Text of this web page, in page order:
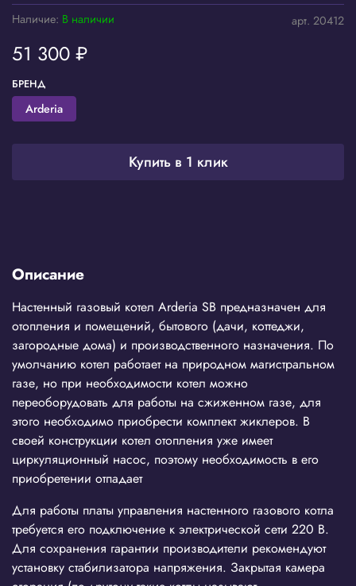
арт. 20412
Наличие: В наличии
51 300 ₽
Купить в 1 клик
БРЕНД
Arderia
Описание
Настенный газовый котел Arderia SB предназначен для
отопления и помещений, бытового (дачи, коттеджи,
загородные дома) и производственного назначения. По
умолчанию котел работает на природном магистральном
газе, но при необходимости котел можно
переоборудовать для работы на сжиженном газе, для
этого необходимо приобрести комплект жиклеров. В
своей конструкции котел отопления уже имеет
циркуляционный насос, поэтому необходимость в его
приобретении отпадает
Для работы платы управления настенного газового котла
требуется его подключение к электрической сети 220 В.
Для сохранения гарантии производители рекомендуют
установку стабилизатора напряжения. Закрытая камера